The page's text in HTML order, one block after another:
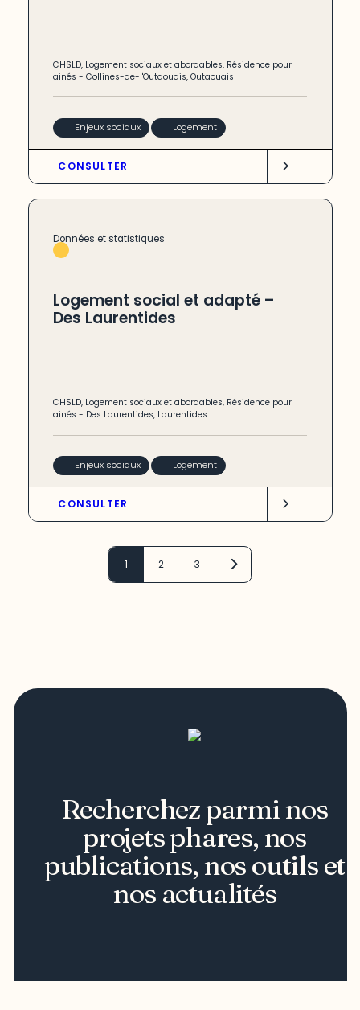
CHSLD, Logement sociaux et abordables, Résidence pour
ainés -Collines-de-l'Outaouais,Outaouais
Enjeux sociaux Logement
CONSULTER
Données et statistiques
Logement social et adapté –
Des Laurentides
CHSLD, Logement sociaux et abordables, Résidence pour
ainés - Des Laurentides, Laurentides
Enjeux sociaux Logement
CONSULTER
1 2 3
Recherchez parmi nos
projets phares, nos
publications, nos outils et
nos actualités